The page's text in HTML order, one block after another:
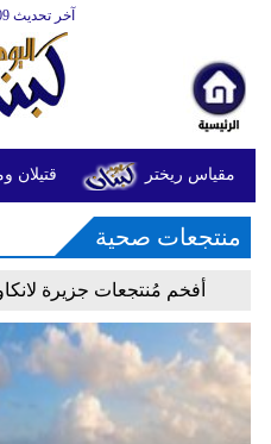
آخر تحديث GMT10:25:09
قتيلان ومصابون جراء 14
منتجعات صحية
أفخم مُنتجعات جزيرة